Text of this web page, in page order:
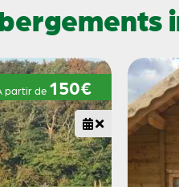
partir de 150€